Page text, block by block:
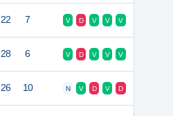
22 7 V D V V V
28 6 V D V V V
26 10 N V D V D